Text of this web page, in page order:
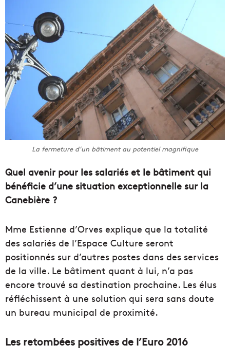
La fermeture d’un bâtiment au potentiel magnifique
Quel avenir pour les salariés et le bâtiment qui
bénéficie d’une situation exceptionnelle sur la
Canebière ?
Mme Estienne d’Orves explique que la totalité
des salariés de l’Espace Culture seront
positionnés sur d’autres postes dans des services
de la ville. Le bâtiment quant à lui, n’a pas
encore trouvé sa destination prochaine. Les élus
réfléchissent à une solution qui sera sans doute
un bureau municipal de proximité.
Les retombées positives de l’Euro 2016